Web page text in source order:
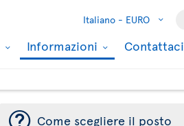
Italiano - EURO
Informazioni Contattaci
Come scegliere il posto